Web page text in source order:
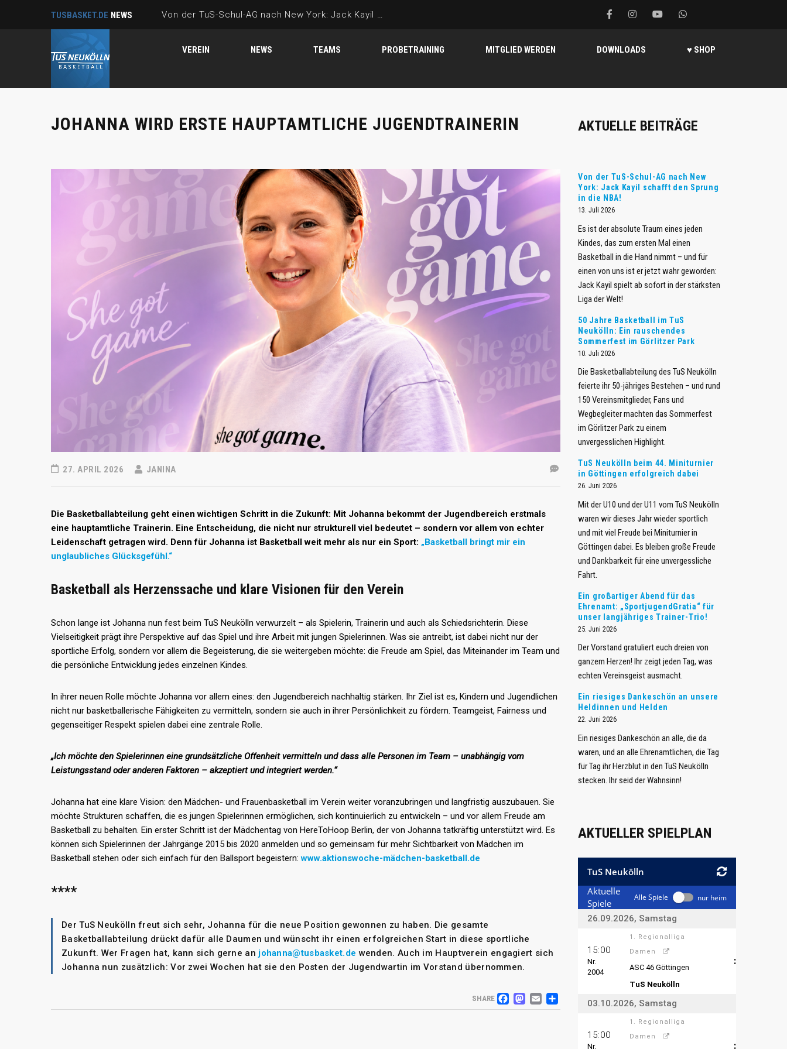
TUSBASKET.DE NEWS
VEREIN NEWS TEAMS PROBETRAINING MITGLIED WERDEN DOWNLOADS ♥ SHOP
JOHANNA WIRD ERSTE HAUPTAMTLICHE JUGENDTRAINERIN
27. APRIL 2026 JANINA
Die Basketballabteilung geht einen wichtigen Schritt in die Zukunft: Mit Johanna bekommt der Jugendbereich erstmals
eine hauptamtliche Trainerin. Eine Entscheidung, die nicht nur strukturell viel bedeutet – sondern vor allem von echter
Leidenschaft getragen wird. Denn für Johanna ist Basketball weit mehr als nur ein Sport: „Basketball bringt mir ein
unglaubliches Glücksgefühl.“
Basketball als Herzenssache und klare Visionen für den Verein
Schon lange ist Johanna nun fest beim TuS Neukölln verwurzelt – als Spielerin, Trainerin und auch als Schiedsrichterin. Diese
Vielseitigkeit prägt ihre Perspektive auf das Spiel und ihre Arbeit mit jungen Spielerinnen. Was sie antreibt, ist dabei nicht nur der
sportliche Erfolg, sondern vor allem die Begeisterung, die sie weitergeben möchte: die Freude am Spiel, das Miteinander im Team und
die persönliche Entwicklung jedes einzelnen Kindes.
In ihrer neuen Rolle möchte Johanna vor allem eines: den Jugendbereich nachhaltig stärken. Ihr Ziel ist es, Kindern und Jugendlichen
nicht nur basketballerische Fähigkeiten zu vermitteln, sondern sie auch in ihrer Persönlichkeit zu fördern. Teamgeist, Fairness und
gegenseitiger Respekt spielen dabei eine zentrale Rolle.
„Ich möchte den Spielerinnen eine grundsätzliche Offenheit vermitteln und dass alle Personen im Team – unabhängig vom
Leistungsstand oder anderen Faktoren – akzeptiert und integriert werden.“
Johanna hat eine klare Vision: den Mädchen- und Frauenbasketball im Verein weiter voranzubringen und langfristig auszubauen. Sie
möchte Strukturen schaffen, die es jungen Spielerinnen ermöglichen, sich kontinuierlich zu entwickeln – und vor allem Freude am
Basketball zu behalten. Ein erster Schritt ist der Mädchentag von HereToHoop Berlin, der von Johanna tatkräftig unterstützt wird. Es
können sich Spielerinnen der Jahrgänge 2015 bis 2020 anmelden und so gemeinsam für mehr Sichtbarkeit von Mädchen im
Basketball stehen oder sich einfach für den Ballsport begeistern:www.aktionswoche-mädchen-basketball.de
****
Der TuS Neukölln freut sich sehr, Johanna für die neue Position gewonnen zu haben. Die gesamte
Basketballabteilung drückt dafür alle Daumen und wünscht ihr einen erfolgreichen Start in diese sportliche
Zukunft. Wer Fragen hat, kann sich gerne an johanna@tusbasket.de wenden. Auch im Hauptverein engagiert sich
Johanna nun zusätzlich: Vor zwei Wochen hat sie den Posten der Jugendwartin im Vorstand übernommen.
SHARE FACEBOOK
MASTODON
EMAILTEILEN
AKTUELLE BEITRÄGE
Von der TuS-Schul-AG nach New
York: Jack Kayil schafft den Sprung
in die NBA!
13. Juli 2026
Es ist der absolute Traum eines jeden
Kindes, das zum ersten Mal einen
Basketball in die Hand nimmt – und für
einen von uns ist er jetzt wahr geworden:
Jack Kayil spielt ab sofort in der stärksten
Liga der Welt!
​50 Jahre Basketball im TuS
Neukölln: Ein rauschendes
Sommerfest im Görlitzer Park
10. Juli 2026
Die Basketballabteilung des TuS Neukölln
feierte ihr 50-jähriges Bestehen – und rund
150 Vereinsmitglieder, Fans und
Wegbegleiter machten das Sommerfest
im Görlitzer Park zu einem
unvergesslichen Highlight.
TuS Neukölln beim 44. Miniturnier
in Göttingen erfolgreich dabei
26. Juni 2026
Mit der U10 und der U11 vom TuS Neukölln
waren wir dieses Jahr wieder sportlich
und mit viel Freude bei Miniturnier in
Göttingen dabei. Es bleiben große Freude
und Dankbarkeit für eine unvergessliche
Fahrt.
​Ein großartiger Abend für das
Ehrenamt: „SportjugendGratia“ für
unser langjähriges Trainer-Trio!
25. Juni 2026
Der Vorstand gratuliert euch dreien von
ganzem Herzen! Ihr zeigt jeden Tag, was
echten Vereinsgeist ausmacht.
Ein riesiges Dankeschön an unsere
Heldinnen und Helden
22. Juni 2026
​Ein riesiges Dankeschön an alle, die da
waren, und an alle Ehrenamtlichen, die Tag
für Tag ihr Herzblut in den TuS Neukölln
stecken. Ihr seid der Wahnsinn!
AKTUELLER SPIELPLAN